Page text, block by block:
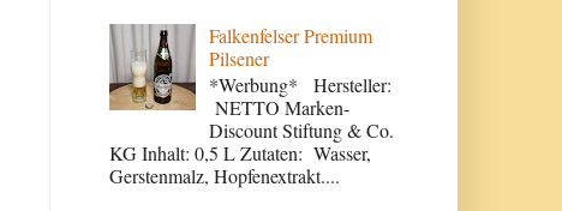
Falkenfelser Premium
Pilsener
*Werbung* Hersteller:
NETTO Marken-
Discount Stiftung & Co.
KG Inhalt: 0,5 L Zutaten: Wasser,
Gerstenmalz, Hopfenextrakt....